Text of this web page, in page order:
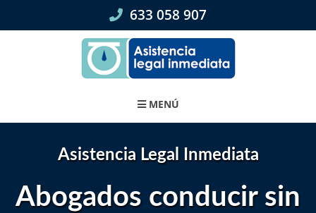
633 058 907
MENÚ
Asistencia Legal Inmediata
Abogados conducir sin